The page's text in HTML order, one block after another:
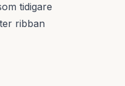
tidigare
ribban